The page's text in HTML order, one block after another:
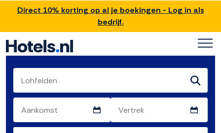
Direct 10% korting op al je boekingen - Log in als
bedrijf.